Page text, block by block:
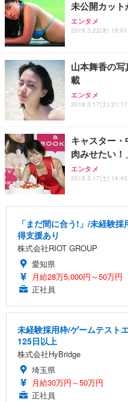
未公開カッ
エンタメ
2018.3.22(木) 19:01
山本舞香の
載
エンタメ
2018.3.17(土) 21:17
キャスター
肉みせたい！
エンタメ
2018.3.17(土) 14:43
「まだ間に合う!」/未経験
得支援あり
株式会社RIOT GROUP
愛知県
月給28万5,000円～50万円
正社員
未経験採用枠/ゲームテスト
125日以上
株式会社HyBridge
埼玉県
月給30万円～50万円
正社員